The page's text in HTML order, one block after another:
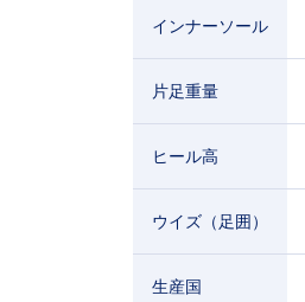
インナーソール
片足重量
ヒール高
ウイズ（足囲）
生産国